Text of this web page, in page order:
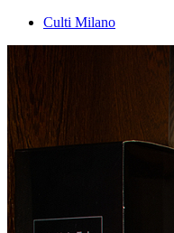
Culti Milano